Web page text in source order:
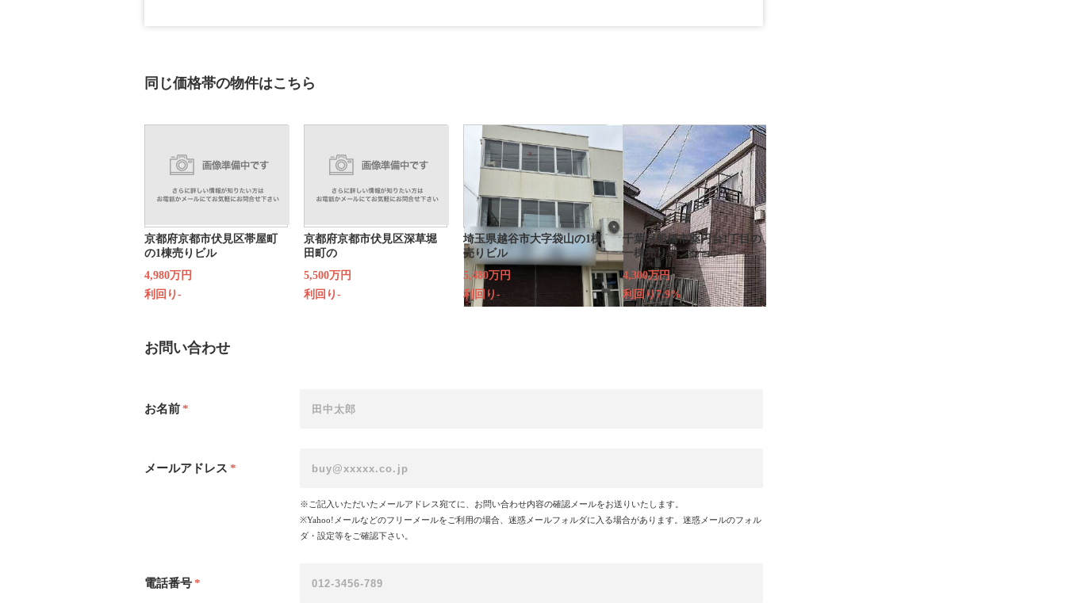
同じ価格帯の物件はこちら
京都府京都市伏見区帯屋町
の1棟売りビル
4,980万円
利回り-
京都府京都市伏見区深草堀
田町の
5,500万円
利回り-
埼玉県越谷市大字袋山の1棟
売りビル
5,480万円
利回り-
千葉県船橋市薬円台1丁目の
一棟売りマンション
4,300万円
利回り7.9%
お問い合わせ
お名前*
メールアドレス *
※ご記入いただいたメールアドレス宛てに、お問い合わせ内容の確認メールをお送りいたします。
※Yahoo!メールなどのフリーメールをご利用の場合、迷惑メールフォルダに入る場合があります。迷惑メールのフォル
ダ・設定等をご確認下さい。
電話番号*